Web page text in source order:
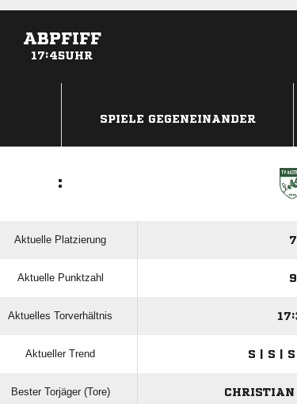
ABPFIFF
17:45UHR
SPIELE GEGENEINANDER
:
Aktuelle Platzierung 7
Aktuelle Punktzahl 9
Aktuelles Torverhältnis
Aktueller Trend S | S |
Bester Torjäger (Tore)